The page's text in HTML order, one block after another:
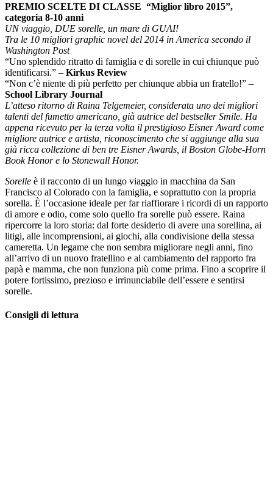
PREMIO SCELTE DI CLASSE “Miglior libro 2015”,
categoria 8-10 anni
UN viaggio, DUE sorelle, un mare di GUAI!
Tra le 10 migliori graphic novel del 2014 in America secondo il
Washington Post
“Uno splendido ritratto di famiglia e di sorelle in cui chiunque può
identificarsi.” – Kirkus Review
“Non c’è niente di più perfetto per chiunque abbia un fratello!” –
School Library Journal
L’atteso ritorno di Raina Telgemeier, considerata uno dei migliori
talenti del fumetto americano, già autrice del bestseller Smile. Ha
appena ricevuto per la terza volta il prestigioso Eisner Award come
migliore autrice e artista, riconoscimento che si aggiunge alla sua
già ricca collezione di ben tre Eisner Awards, il Boston Globe-Horn
Book Honor e lo Stonewall Honor.
Sorelle è il racconto di un lungo viaggio in macchina da San
Francisco al Colorado con la famiglia, e soprattutto con la propria
sorella. È l’occasione ideale per far riaffiorare i ricordi di un rapporto
di amore e odio, come solo quello fra sorelle può essere. Raina
ripercorre la loro storia: dal forte desiderio di avere una sorellina, ai
litigi, alle incomprensioni, ai giochi, alla condivisione della stessa
cameretta. Un legame che non sembra migliorare negli anni, fino
all’arrivo di un nuovo fratellino e al cambiamento del rapporto fra
papà e mamma, che non funziona più come prima. Fino a scoprire il
potere fortissimo, prezioso e irrinunciabile dell’essere e sentirsi
sorelle.
Consigli di lettura